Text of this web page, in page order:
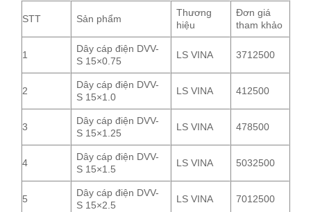
STT Sản phẩm
Thương
hiệu
Đơn giá
tham khảo
1
Dây cáp điện DVV-
S 15×0.75
LS VINA 3712500
2
Dây cáp điện DVV-
S 15×1.0
LS VINA 412500
3
Dây cáp điện DVV-
S 15×1.25
LS VINA 478500
4
Dây cáp điện DVV-
S 15×1.5
LS VINA 5032500
5
Dây cáp điện DVV-
S 15×2.5
LS VINA 7012500